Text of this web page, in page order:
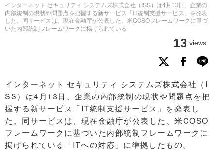
インターネット セキュリティ システムズ株式会社（ISS）は4月13日、企業の
内部統制の現状や問題点を把握する新サービス「IT統制支援サービス」を発表
した。同サービスは、現在金融庁が公表した、米COSOフレームワークに基づ
いた内部統制フレームワークに掲げられている
13 views
インターネット セキュリティ システムズ株式会社（I
SS）は4月13日、企業の内部統制の現状や問題点を把
握する新サービス「IT統制支援サービス」を発表し
た。同サービスは、現在金融庁が公表した、米COSO
フレームワークに基づいた内部統制フレームワークに
掲げられている「ITへの対応」に準拠したもの。